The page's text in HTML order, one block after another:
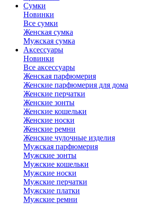
Сумки
Новинки
Все сумки
Женская сумка
Мужская сумка
Аксессуары
Новинки
Все аксессуары
Женская парфюмерия
Женские парфюмерия для дома
Женские перчатки
Женские зонты
Женские кошельки
Женские носки
Женские ремни
Женские чулочные изделия
Мужская парфюмерия
Мужские зонты
Мужские кошельки
Мужские носки
Мужские перчатки
Мужские платки
Мужские ремни